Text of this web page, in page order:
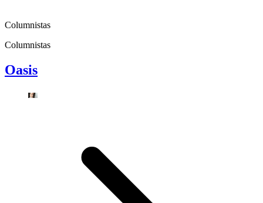
Columnistas
Columnistas
Oasis